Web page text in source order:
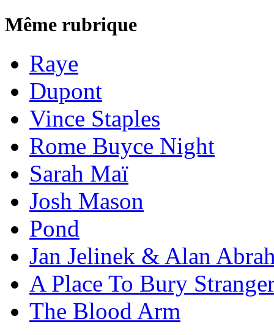
Même rubrique
Raye
Dupont
Vince Staples
Rome Buyce Night
Sarah Maï
Josh Mason
Pond
Jan Jelinek & Alan
A Place To Bury
The Blood Arm